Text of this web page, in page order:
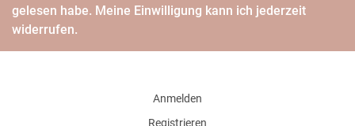
gelesen habe. Meine Einwilligung kann ich jederzeit
widerrufen.
Anmelden
Registrieren